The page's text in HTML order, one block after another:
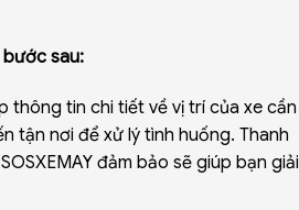
bước sau:
thông tin chi tiết về vị trí của xe cần
tận nơi để xử lý tình huống. Thanh
đảm bảo sẽ giúp bạn giải